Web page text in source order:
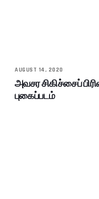
AUGUST 14, 2020
அவசர சிகிச்சைப்
புகைப்படம்